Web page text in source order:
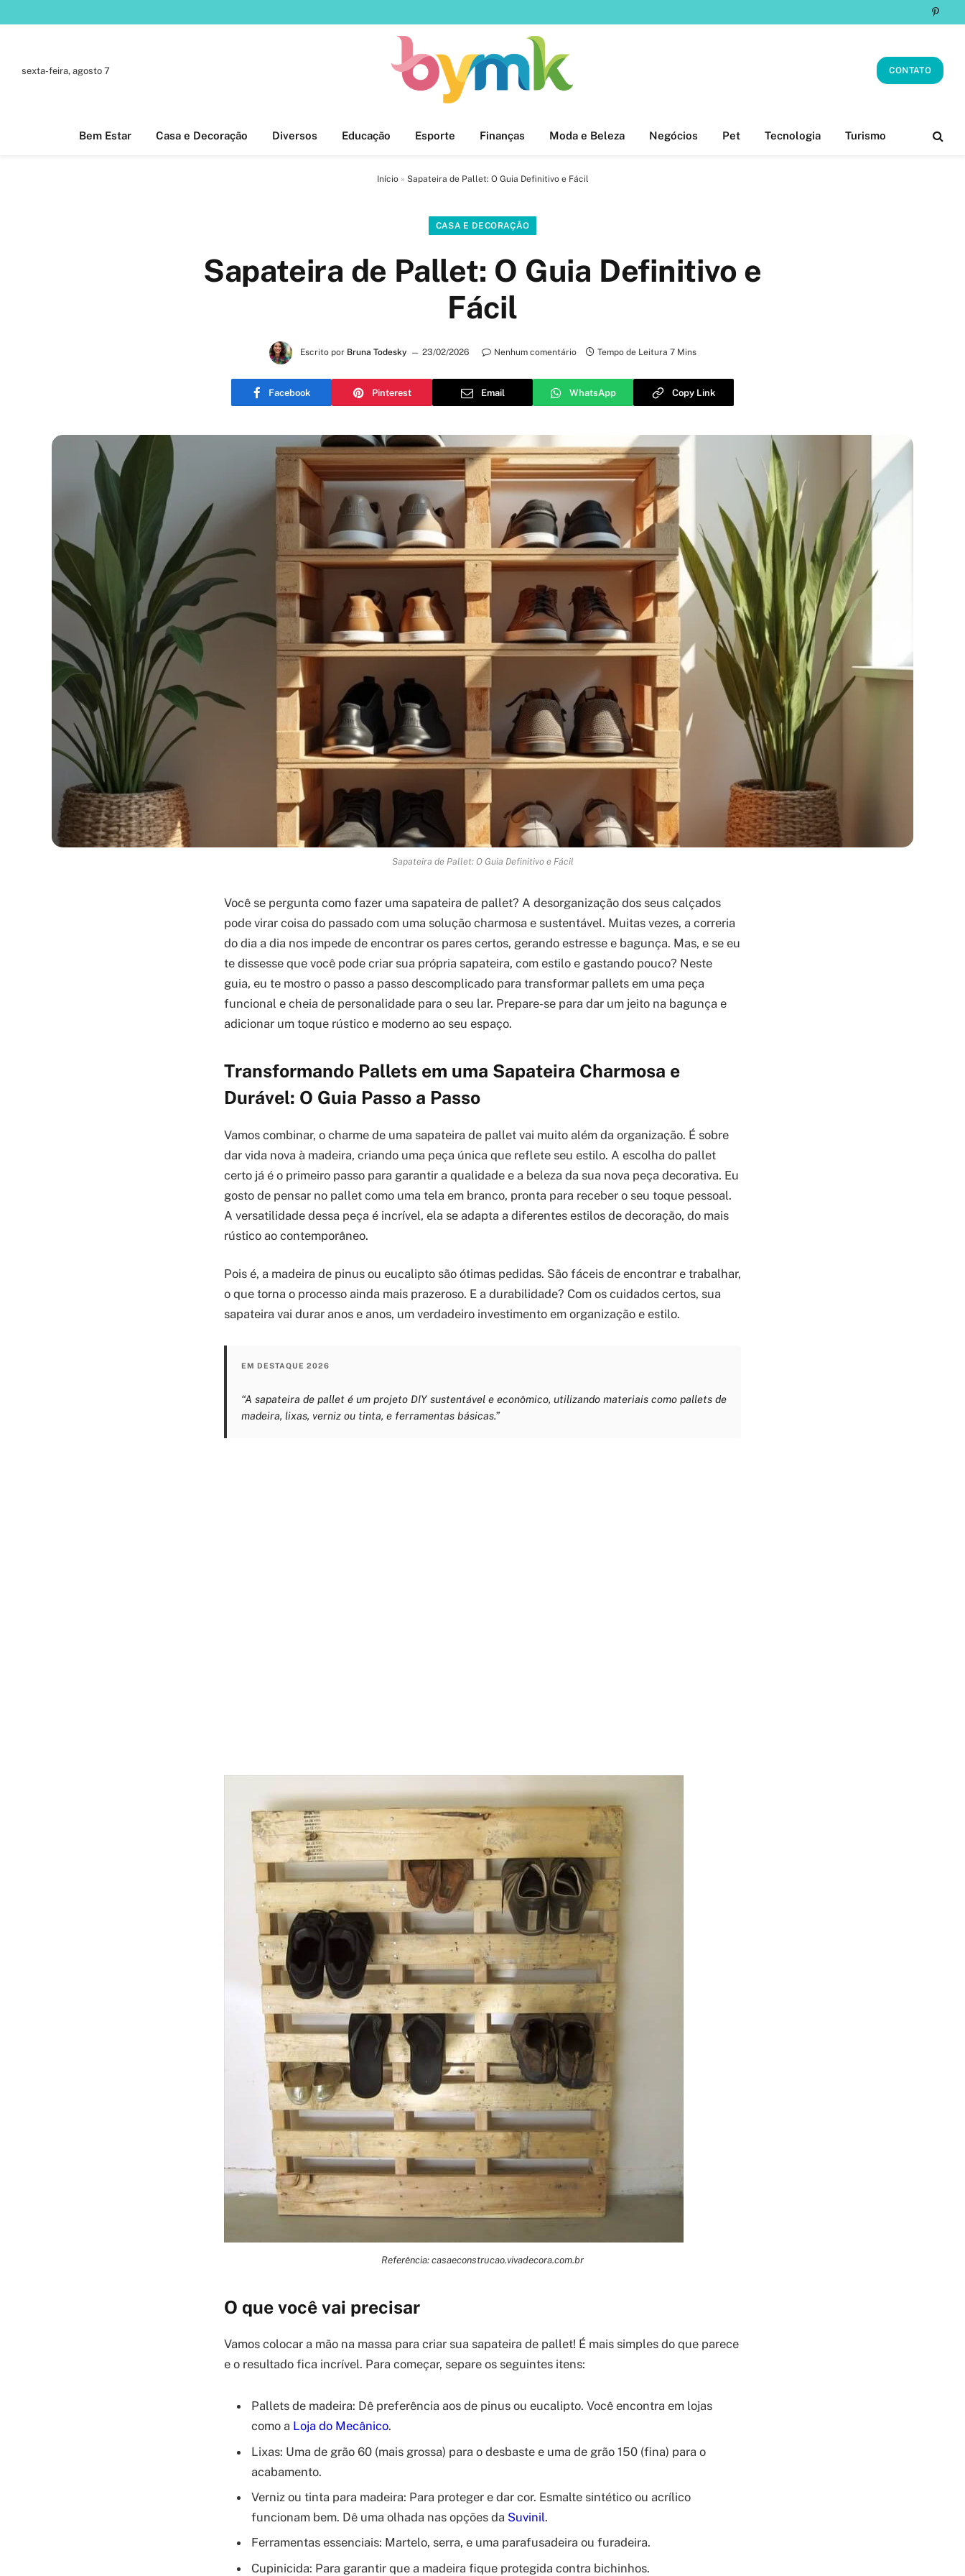
sexta-feira, agosto 7 CONTATO
Bem Estar Casa e Decoração Diversos Educação Esporte Finanças Moda e Beleza Negócios Pet Tecnologia Turismo
Início» Sapateira de Pallet: O Guia Definitivo e Fácil
CASA E DECORAÇÃO
Sapateira de Pallet: O Guia Definitivo e
Fácil
Escrito por Bruna Todesky 23/02/2026 Nenhum comentário Tempo de Leitura 7 Mins
Facebook Pinterest Email WhatsApp Copy Link
Sapateira de Pallet: O Guia Definitivo e Fácil
Você se pergunta como fazer uma sapateira de pallet? A desorganização dos seus calçados
pode virar coisa do passado com uma solução charmosa e sustentável. Muitas vezes, a correria
do dia a dia nos impede de encontrar os pares certos, gerando estresse e bagunça. Mas, e se eu
te dissesse que você pode criar sua própria sapateira, com estilo e gastando pouco? Neste
guia, eu te mostro o passo a passo descomplicado para transformar pallets em uma peça
funcional e cheia de personalidade para o seu lar. Prepare-se para dar um jeito na bagunça e
adicionar um toque rústico e moderno ao seu espaço.
Transformando Pallets em uma Sapateira Charmosa e
Durável: O Guia Passo a Passo
Vamos combinar, o charme de uma sapateira de pallet vai muito além da organização. É sobre
dar vida nova à madeira, criando uma peça única que reflete seu estilo. A escolha do pallet
certo já é o primeiro passo para garantir a qualidade e a beleza da sua nova peça decorativa. Eu
gosto de pensar no pallet como uma tela em branco, pronta para receber o seu toque pessoal.
A versatilidade dessa peça é incrível, ela se adapta a diferentes estilos de decoração, do mais
rústico ao contemporâneo.
Pois é, a madeira de pinus ou eucalipto são ótimas pedidas. São fáceis de encontrar e trabalhar,
o que torna o processo ainda mais prazeroso. E a durabilidade? Com os cuidados certos, sua
sapateira vai durar anos e anos, um verdadeiro investimento em organização e estilo.
EM DESTAQUE 2026
“A sapateira de pallet é um projeto DIY sustentável e econômico, utilizando materiais como pallets de
madeira, lixas, verniz ou tinta, e ferramentas básicas.”
Referência: casaeconstrucao.vivadecora.com.br
O que você vai precisar
Vamos colocar a mão na massa para criar sua sapateira de pallet! É mais simples do que parece
e o resultado fica incrível. Para começar, separe os seguintes itens:
Pallets de madeira: Dê preferência aos de pinus ou eucalipto. Você encontra em lojas
como a Loja do Mecânico.
Lixas: Uma de grão 60 (mais grossa) para o desbaste e uma de grão 150 (fina) para o
acabamento.
Verniz ou tinta para madeira: Para proteger e dar cor. Esmalte sintético ou acrílico
funcionam bem. Dê uma olhada nas opções da Suvinil.
Ferramentas essenciais: Martelo, serra, e uma parafusadeira ou furadeira.
Cupinicida: Para garantir que a madeira fique protegida contra bichinhos.